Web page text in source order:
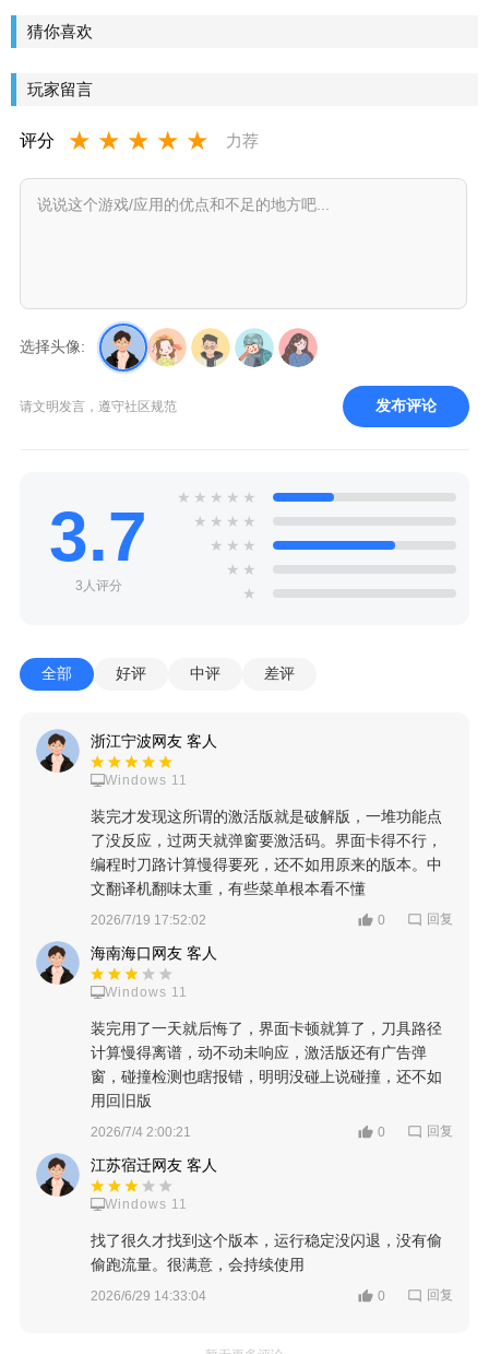
2016
猜你喜欢
玩家留言
评分 ★ ★ ★ ★ ★ 力荐
选择头像:
请文明发言，遵守社区规范 发布评论
3.7
3人评分
★ ★ ★ ★ ★
★ ★ ★ ★
★ ★ ★
★ ★
★
全部 好评 中评 差评
浙江宁波网友 客人
Windows 11
装完才发现这所谓的激活版就是破解版，一堆功能点
了没反应，过两天就弹窗要激活码。界面卡得不行，
编程时刀路计算慢得要死，还不如用原来的版本。中
文翻译机翻味太重，有些菜单根本看不懂
2026/7/19 17:52:02 0 回复
海南海口网友 客人
Windows 11
装完用了一天就后悔了，界面卡顿就算了，刀具路径
计算慢得离谱，动不动未响应，激活版还有广告弹
窗，碰撞检测也瞎报错，明明没碰上说碰撞，还不如
用回旧版
2026/7/4 2:00:21 0 回复
江苏宿迁网友 客人
Windows 11
找了很久才找到这个版本，运行稳定没闪退，没有偷
偷跑流量。很满意，会持续使用
2026/6/29 14:33:04 0 回复